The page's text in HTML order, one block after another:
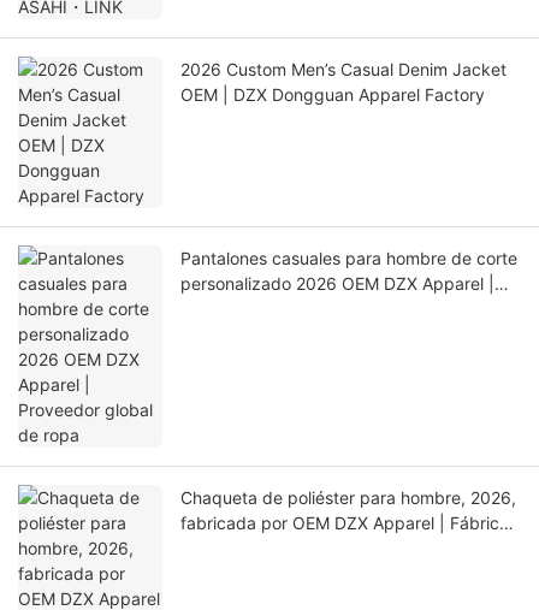
2026 Custom Men’s Casual Denim Jacket
OEM | DZX Dongguan Apparel Factory
Pantalones casuales para hombre de corte
personalizado 2026 OEM DZX Apparel |
Chaqueta de poliéster para hombre, 2026,
fabricada por OEM DZX Apparel | Fábrica